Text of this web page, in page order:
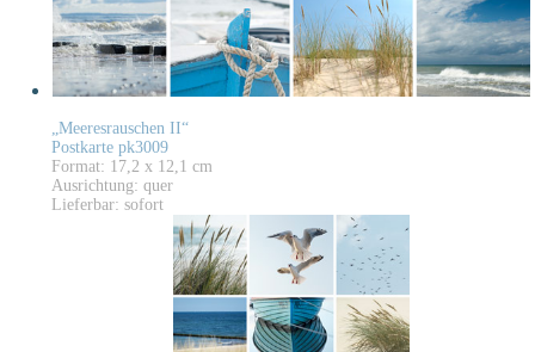
„Meeresrauschen II“
Postkarte pk3009
Format: 17,2 x 12,1 cm
Ausrichtung: quer
Lieferbar: sofort